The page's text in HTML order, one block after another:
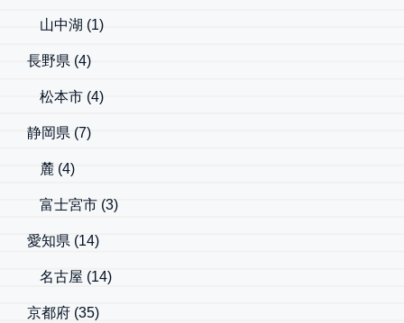
山中湖 (1)
長野県 (4)
松本市 (4)
静岡県 (7)
麓 (4)
富士宮市 (3)
愛知県 (14)
名古屋 (14)
京都府 (35)